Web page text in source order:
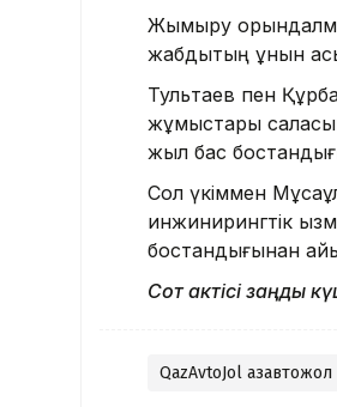
Жымқыру
жабдықтың құнын
Тультаев пен
жұмыстары
жыл бас
Сол үкіммен
инжинирингтік
бостандығынан
Сот актісі заңды
QazАvtoJol Қазавтожол